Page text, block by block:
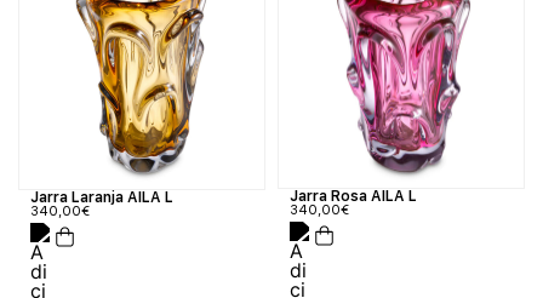
Jarra Laranja AILA L
340,00€
Jarra Rosa AILA L
340,00€